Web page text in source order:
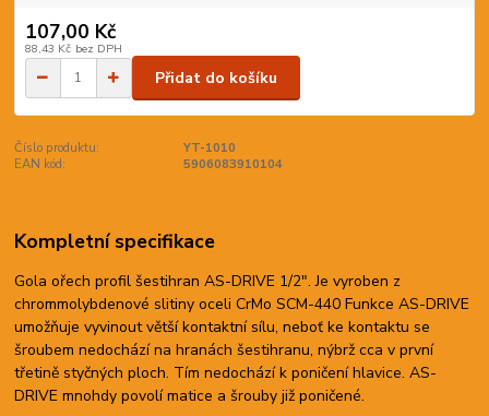
107,00 Kč
88,43 Kč bez DPH
Přidat do košíku
Číslo produktu:
YT-1010
EAN kód:
5906083910104
Kompletní specifikace
Gola ořech profil šestihran AS-DRIVE 1/2". Je vyroben z
chrommolybdenové slitiny oceli CrMo SCM-440 Funkce AS-DRIVE
umožňuje vyvinout větší kontaktní sílu, neboť ke kontaktu se
šroubem nedochází na hranách šestihranu, nýbrž cca v první
třetině styčných ploch. Tím nedochází k poničení hlavice. AS-
DRIVE mnohdy povolí matice a šrouby již poničené.